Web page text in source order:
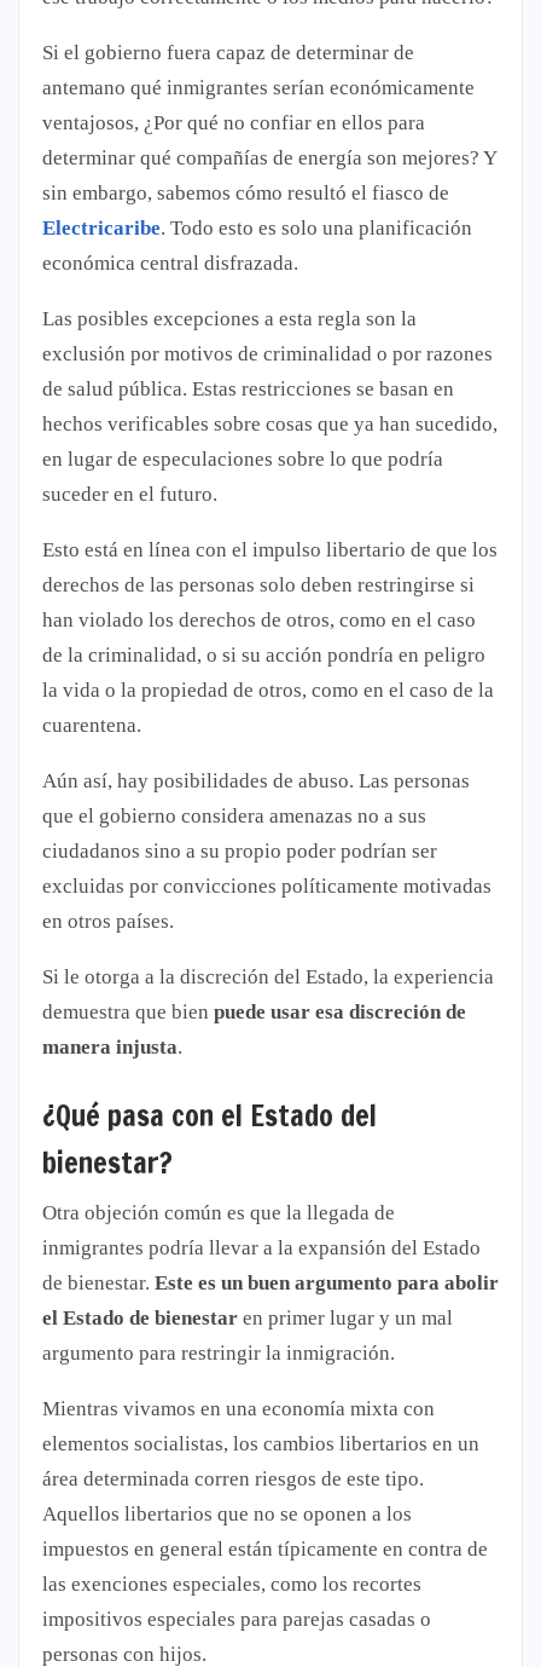
Si el gobierno fuera capaz de determinar de
antemano qué inmigrantes serían económicamente
ventajosos, ¿Por qué no confiar en ellos para
determinar qué compañías de energía son mejores? Y
sin embargo, sabemos cómo resultó el fiasco de
Electricaribe. Todo esto es solo una planificación
económica central disfrazada.
Las posibles excepciones a esta regla son la
exclusión por motivos de criminalidad o por razones
de salud pública. Estas restricciones se basan en
hechos verificables sobre cosas que ya han sucedido,
en lugar de especulaciones sobre lo que podría
suceder en el futuro.
Esto está en línea con el impulso libertario de que los
derechos de las personas solo deben restringirse si
han violado los derechos de otros, como en el caso
de la criminalidad, o si su acción pondría en peligro
la vida o la propiedad de otros, como en el caso de la
cuarentena.
Aún así, hay posibilidades de abuso. Las personas
que el gobierno considera amenazas no a sus
ciudadanos sino a su propio poder podrían ser
excluidas por convicciones políticamente motivadas
en otros países.
Si le otorga a la discreción del Estado, la experiencia
demuestra que bien puede usar esa discreción de
manera injusta.
¿Qué pasa con el Estado del
bienestar?
Otra objeción común es que la llegada de
inmigrantes podría llevar a la expansión del Estado
de bienestar. Este es un buen argumento para abolir
el Estado de bienestar en primer lugar y un mal
argumento para restringir la inmigración.
Mientras vivamos en una economía mixta con
elementos socialistas, los cambios libertarios en un
área determinada corren riesgos de este tipo.
Aquellos libertarios que no se oponen a los
impuestos en general están típicamente en contra de
las exenciones especiales, como los recortes
impositivos especiales para parejas casadas o
personas con hijos.